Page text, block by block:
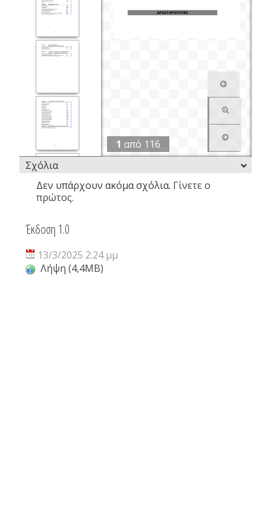
1 από 116
Σχόλια
Δεν υπάρχουν ακόμα σχόλια. Γίνετε ο
πρώτος.
Έκδοση 1.0
13/3/2025 2:24 μμ
Λήψη (4,4MB)